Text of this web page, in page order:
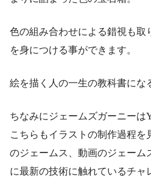
色の組み合わせによる錯視も取
を身につける事ができます。
絵を描く人の一生の教科書にな
ちなみにジェームズガーニーは
こちらもイラストの制作過程
のジェームス、動画のジェーム
に最新の技術に触れているチャ